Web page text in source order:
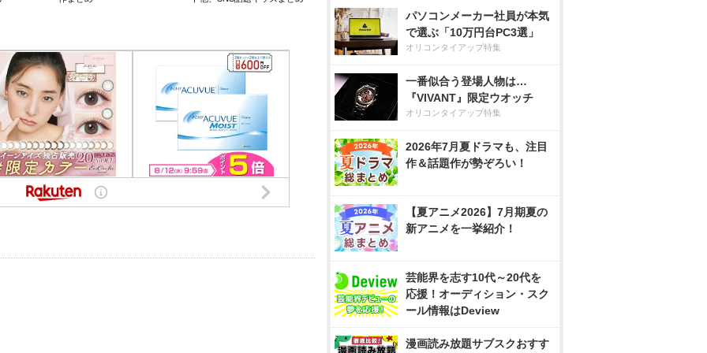
パソコンメーカー社員が本気
で選ぶ「10万円台PC3選」
オリコンタイアップ特集
一番似合う登場人物は…
『VIVANT』限定ウオッチ
オリコンタイアップ特集
2026年7月夏ドラマも、注目
作＆話題作が勢ぞろい！
【夏アニメ2026】7月期夏の
新アニメを一挙紹介！
芸能界を志す10代～20代を
応援！オーディション・スク
ール情報はDeview
漫画読み放題サブスクおすす